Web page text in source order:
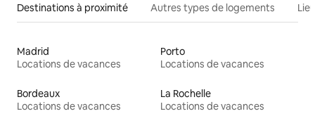
Destinations à proximité Autres types de logements
Madrid
Locations de vacances
Porto
Locations de vacances
Bordeaux
Locations de vacances
La Rochelle
Locations de vacances